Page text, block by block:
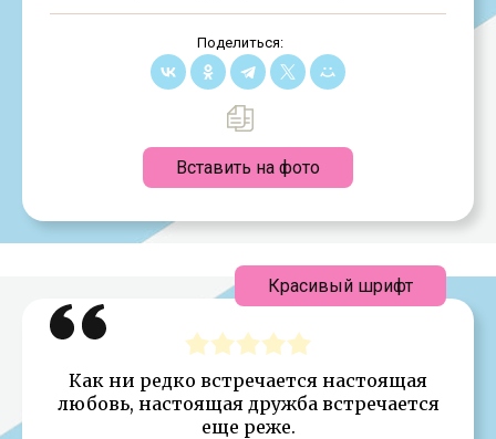
Поделиться:
Вставить на фото
Как ни редко встречается настоящая
любовь, настоящая дружба встречается
еще реже.
Красивый шрифт